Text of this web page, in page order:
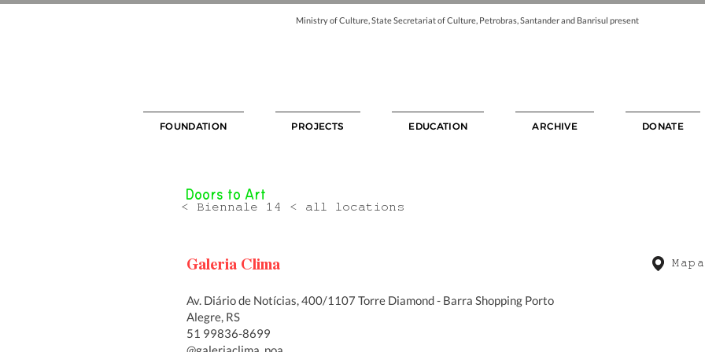
Ministry of Culture, State Secretariat of Culture, Petrobras, Santander and Banrisul present
FOUNDATION PROJECTS EDUCATION ARCHIVE DONATE
< Biennale 14 < all locations
Doors to Art
Galeria Clima Mapa
Av. Diário de Notícias, 400/1107 Torre Diamond - Barra Shopping Porto
Alegre, RS
51 99836-8699